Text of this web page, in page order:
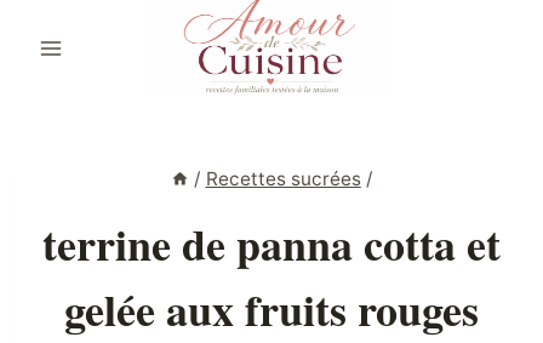
/ Recettes sucrées /
terrine de panna cotta et
gelée aux fruits rouges